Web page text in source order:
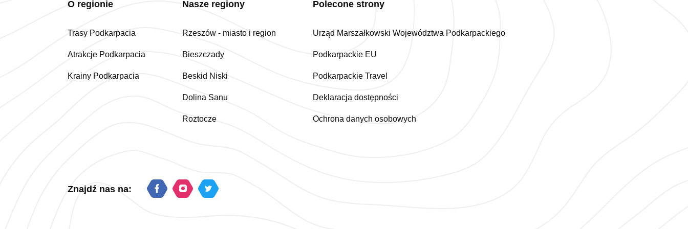
O regionie
Trasy Podkarpacia
Atrakcje Podkarpacia
Krainy Podkarpacia
Nasze regiony
Rzeszów - miasto i region
Bieszczady
Beskid Niski
Dolina Sanu
Roztocze
Polecone strony
Urząd Marszałkowski Województwa Podkarpackiego
Podkarpackie EU
Podkarpackie Travel
Deklaracja dostępności
Ochrona danych osobowych
Znajdź nas na: